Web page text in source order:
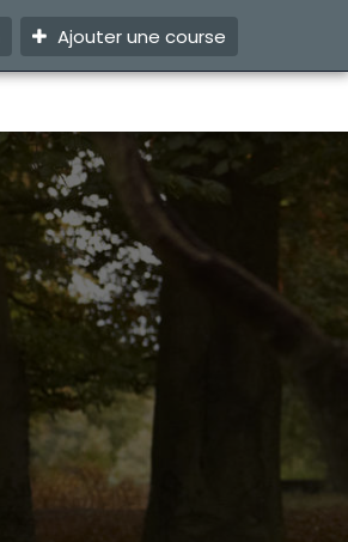
Ajouter une course